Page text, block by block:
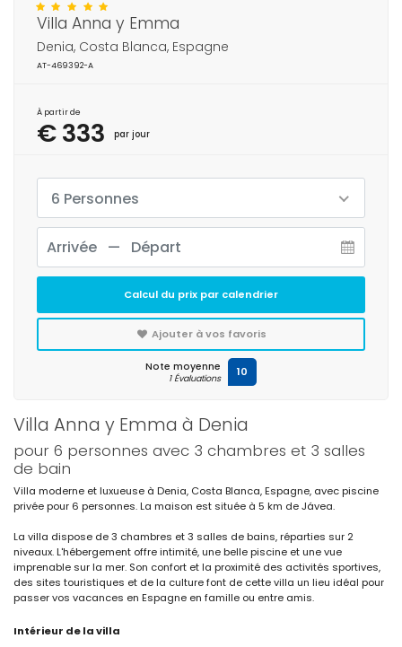
Villa Anna y Emma à Denia
pour 6 personnes avec 3 chambres et 3 salles
de bain
Villa moderne et luxueuse à Denia, Costa Blanca, Espagne, avec piscine
privée pour 6 personnes. La maison est située à 5 km de Jávea.
La villa dispose de 3 chambres et 3 salles de bains, réparties sur 2
niveaux. L'hébergement offre intimité, une belle piscine et une vue
imprenable sur la mer. Son confort et la proximité des activités sportives,
des sites touristiques et de la culture font de cette villa un lieu idéal pour
passer vos vacances en Espagne en famille ou entre amis.
Intérieur de la villa
Villa Anna y Emma
Denia, Costa Blanca, Espagne
AT-469392-A
À partir de
€ 333 par jour
6 Personnes
Calcul du prix par calendrier
Ajouter à vos favoris
Note moyenne
1 Évaluations 10